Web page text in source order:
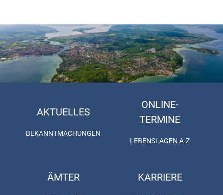
AKTUELLES
BEKANNTMACHUNGEN
ONLINE-
TERMINE
LEBENSLAGEN A-Z
ÄMTER KARRIERE